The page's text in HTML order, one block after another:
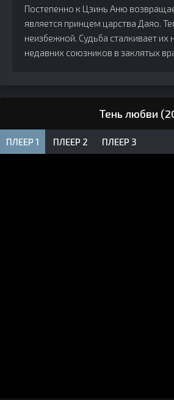
Постепенно к Цзинь Аню
является принцем царства Даяо.
неизбежной. Судьба сталкивает
недавних союзников в заклятых
Тень любви
ПЛЕЕР 1 ПЛЕЕР 2 ПЛЕЕР 3